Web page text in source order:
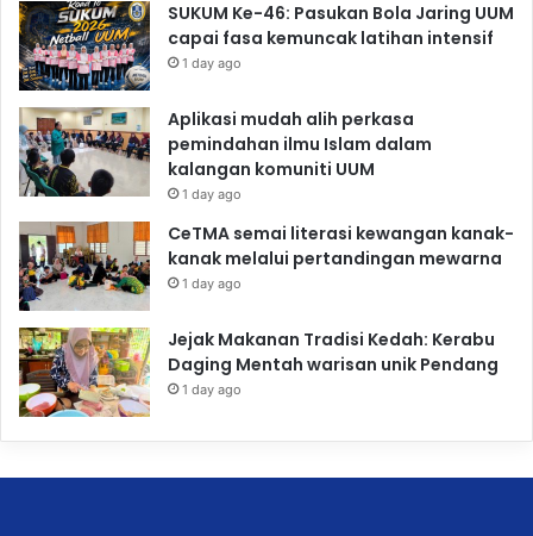
SUKUM Ke-46: Pasukan Bola Jaring UUM
capai fasa kemuncak latihan intensif
1 day ago
Aplikasi mudah alih perkasa
pemindahan ilmu Islam dalam
kalangan komuniti UUM
1 day ago
CeTMA semai literasi kewangan kanak-
kanak melalui pertandingan mewarna
1 day ago
Jejak Makanan Tradisi Kedah: Kerabu
Daging Mentah warisan unik Pendang
1 day ago